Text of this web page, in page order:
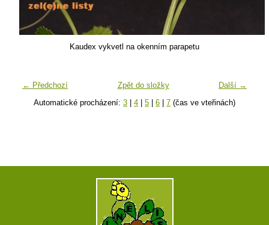
Kaudex vykvetl na okenním parapetu
← Předchozí Další →
Zpět do složky
Automatické procházení: 3 | 4 | 5 | 6 | 7 (čas ve vteřinách)